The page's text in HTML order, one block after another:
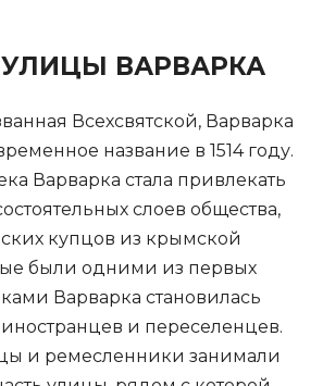
ВАРВАРКА
Всехсвятской, Варварка
название в 1514 году.
Варварка стала привлекать
слоев общества,
купцов из крымской
были одними из первых
Варварка становилась
и переселенцев.
и ремесленники занимали